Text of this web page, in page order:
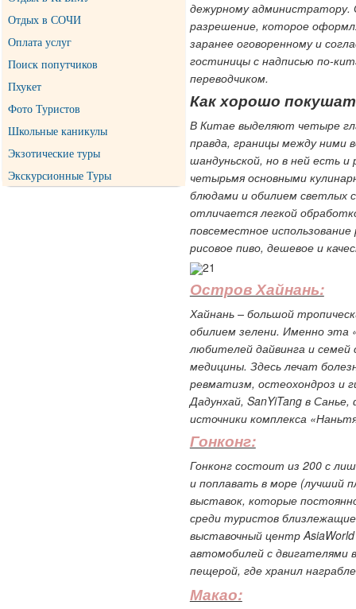
Отдых в СОЧИ
Оплата услуг
Поиск попутчиков
Пхукет
Фото Туристов
Школьные каникулы
Экзотические туры
Экскурсионные Туры
дежурному
разрешение, которое
заранее оговоренному и
гостиницы с надписью по-
переводчиком.
Как хорошо
В Китае выделяют четыре
правда, границы между ними
шандуньской, но в ней есть
четырьмя основными
блюдами и обилием светлых
отличается легкой
повсеместное
рисовое пиво, дешевое и
Остров Хайнань:
Хайнань – большой
обилием зелени. Именно эта
любителей дайвинга и
медицины. Здесь лечат
ревматизм, остеохондроз и
Дадунхай, SanYiTang в
источники комплекса
Гонконг:
Гонконг состоит из 200 с
и поплавать в море (лучший
выставок, которые
среди туристов
выставочный центр
автомобилей с двигателями
пещерой, где хранил
Макао: